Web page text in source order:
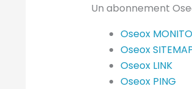
Un abonnement
Oseox
Oseox
Oseox LINK
Oseox PING